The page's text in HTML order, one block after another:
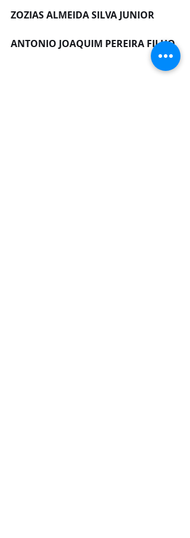
ZOZIAS ALMEIDA SILVA JUNIOR
ANTONIO JOAQUIM PEREIRA FILHO